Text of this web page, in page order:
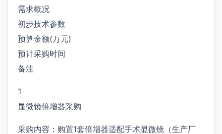
需求概况
初步技术参数
预算金额(万元)
预计采购时间
备注
1
显微镜倍增器采购
采购内容：购置1套倍增器适配手术显微镜（生产厂